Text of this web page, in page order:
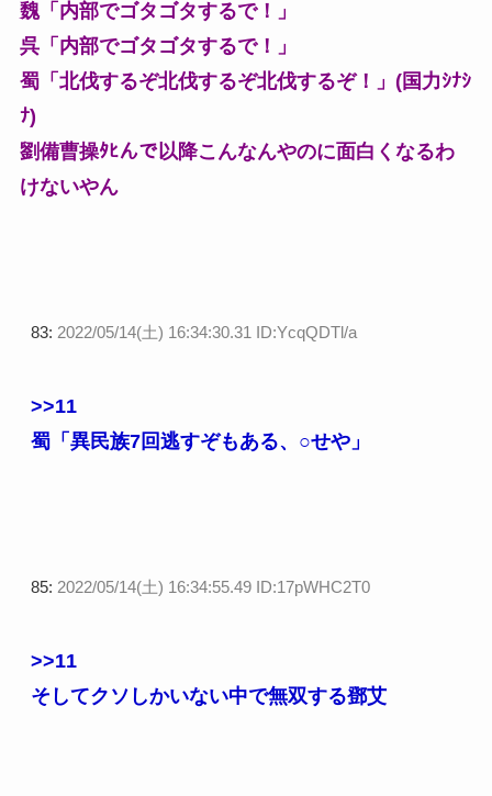
魏「内部でゴタゴタするで！」
呉「内部でゴタゴタするで！」
蜀「北伐するぞ北伐するぞ北伐するぞ！」(国力ｼﾅｼ
ﾅ)
劉備曹操ﾀﾋんで以降こんなんやのに面白くなるわ
けないやん
83: 2022/05/14(土) 16:34:30.31 ID:YcqQDTl/a
>>11
蜀「異民族7回逃すぞもある、○せや」
85: 2022/05/14(土) 16:34:55.49 ID:17pWHC2T0
>>11
そしてクソしかいない中で無双する鄧艾